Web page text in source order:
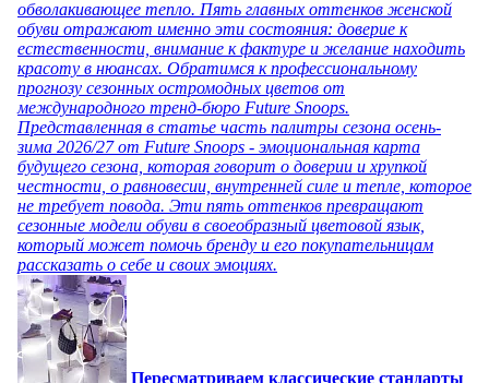
обволакивающее тепло. Пять главных оттенков женской
обуви отражают именно эти состояния: доверие к
естественности, внимание к фактуре и желание находить
красоту в нюансах. Обратимся к профессиональному
прогнозу сезонных остромодных цветов от
международного тренд-бюро Future Snoops.
Представленная в статье часть палитры сезона осень-
зима 2026/27 от Future Snoops - эмоциональная карта
будущего сезона, которая говорит о доверии и хрупкой
честности, о равновесии, внутренней силе и тепле, которое
не требует повода. Эти пять оттенков превращают
сезонные модели обуви в своеобразный цветовой язык,
который может помочь бренду и его покупательницам
рассказать о себе и своих эмоциях.
Пересматриваем классические стандарты